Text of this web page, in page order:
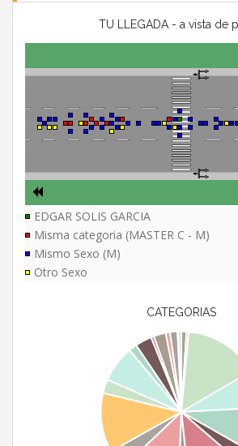
TU LLEGADA - a vista de
EDGAR SOLIS GARCIA
Misma categoria (MASTER C - M)
Mismo Sexo (M)
Otro Sexo
CATEGORIAS